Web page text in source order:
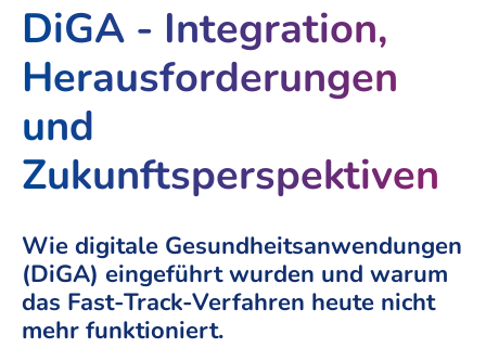
DiGA - Integration,
Herausforderungen
und
Zukunftsperspektiven
Wie digitale Gesundheitsanwendungen
(DiGA) eingeführt wurden und warum
das Fast-Track-Verfahren heute nicht
mehr funktioniert.